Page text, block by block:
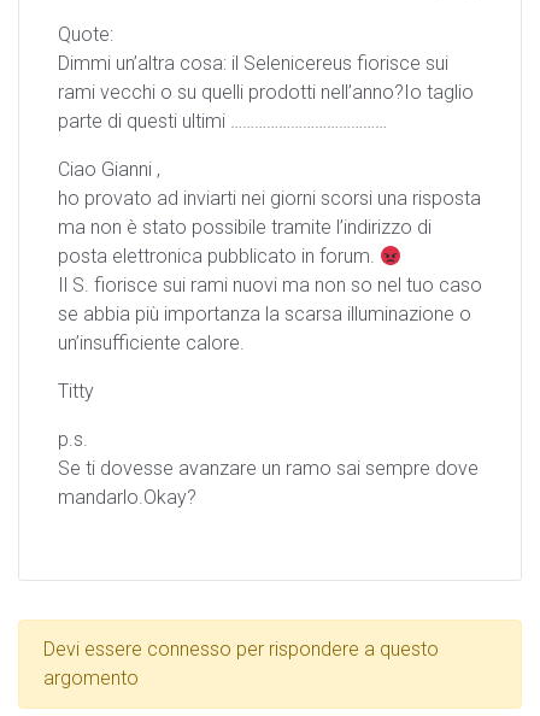
Quote:
Dimmi un’altra cosa: il Selenicereus fiorisce sui
rami vecchi o su quelli prodotti nell’anno?Io taglio
parte di questi ultimi …………………………………
Ciao Gianni ,
ho provato ad inviarti nei giorni scorsi una risposta
ma non è stato possibile tramite l’indirizzo di
posta elettronica pubblicato in forum.
Il S. fiorisce sui rami nuovi ma non so nel tuo caso
se abbia più importanza la scarsa illuminazione o
un’insufficiente calore.
Titty
p.s.
Se ti dovesse avanzare un ramo sai sempre dove
mandarlo.Okay?
Devi essere connesso per rispondere a questo
argomento